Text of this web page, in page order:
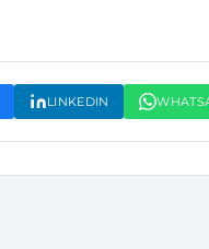
LINKEDIN